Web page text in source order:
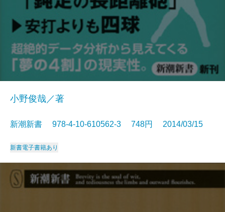
小野俊哉／著
新潮新書 978-4-10-610562-3 748円 2014/03/15
新書電子書籍あり